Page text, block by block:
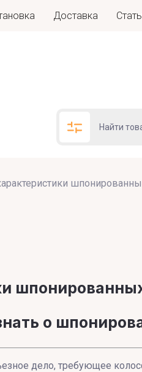
Доставка
Подбор
о
дело, требующее